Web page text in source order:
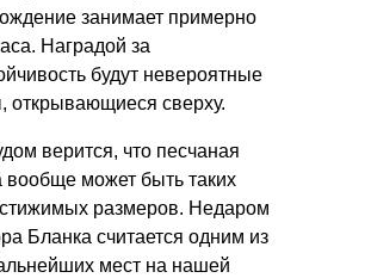
занимает примерно
Наградой за
будут невероятные
открывающиеся сверху.
верится, что песчаная
вообще может быть таких
размеров. Недаром
Бланка считается одним из
мест на нашей